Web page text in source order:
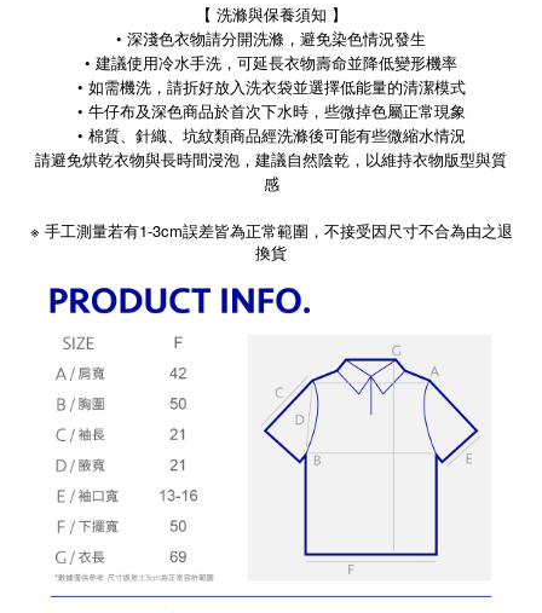
【 洗滌與保養須知 】
• 深淺色衣物請分開洗滌，避免染色情況發生
• 建議使用冷水手洗，可延長衣物壽命並降低變形機率
• 如需機洗，請折好放入洗衣袋並選擇低能量的清潔模式
• 牛仔布及深色商品於首次下水時，些微掉色屬正常現象
• 棉質、針織、坑紋類商品經洗滌後可能有些微縮水情況
請避免烘乾衣物與長時間浸泡，建議自然陰乾，以維持衣物版型與質
感
※ 手工測量若有1-3cm誤差皆為正常範圍，不接受因尺寸不合為由之退
換貨